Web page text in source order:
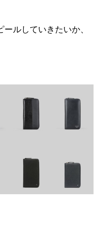
ルしていきたいか、